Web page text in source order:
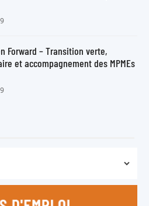
Forward – Transition verte,
et accompagnement des MPMEs